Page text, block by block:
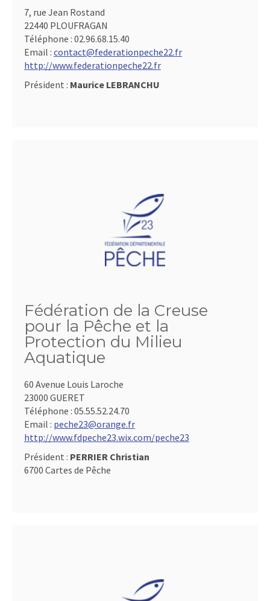
7, rue Jean Rostand
22440 PLOUFRAGAN
Téléphone : 02.96.68.15.40
Email : contact@federationpeche22.fr
http://www.federationpeche22.fr
Président : Maurice LEBRANCHU
Fédération de la Creuse
pour la Pêche et la
Protection du Milieu
Aquatique
60 Avenue Louis Laroche
23000 GUERET
Téléphone : 05.55.52.24.70
Email : peche23@orange.fr
http://www.fdpeche23.wix.com/peche23
Président : PERRIER Christian
6700 Cartes de Pêche